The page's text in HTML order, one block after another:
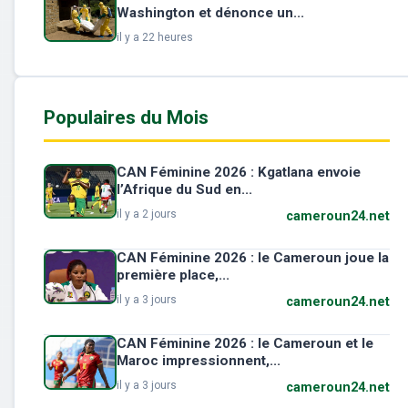
Washington et dénonce un...
il y a 22 heures
Populaires du Mois
CAN Féminine 2026 : Kgatlana envoie
l’Afrique du Sud en...
il y a 2 jours cameroun24.net
CAN Féminine 2026 : le Cameroun joue la
première place,...
il y a 3 jours cameroun24.net
CAN Féminine 2026 : le Cameroun et le
Maroc impressionnent,...
il y a 3 jours cameroun24.net